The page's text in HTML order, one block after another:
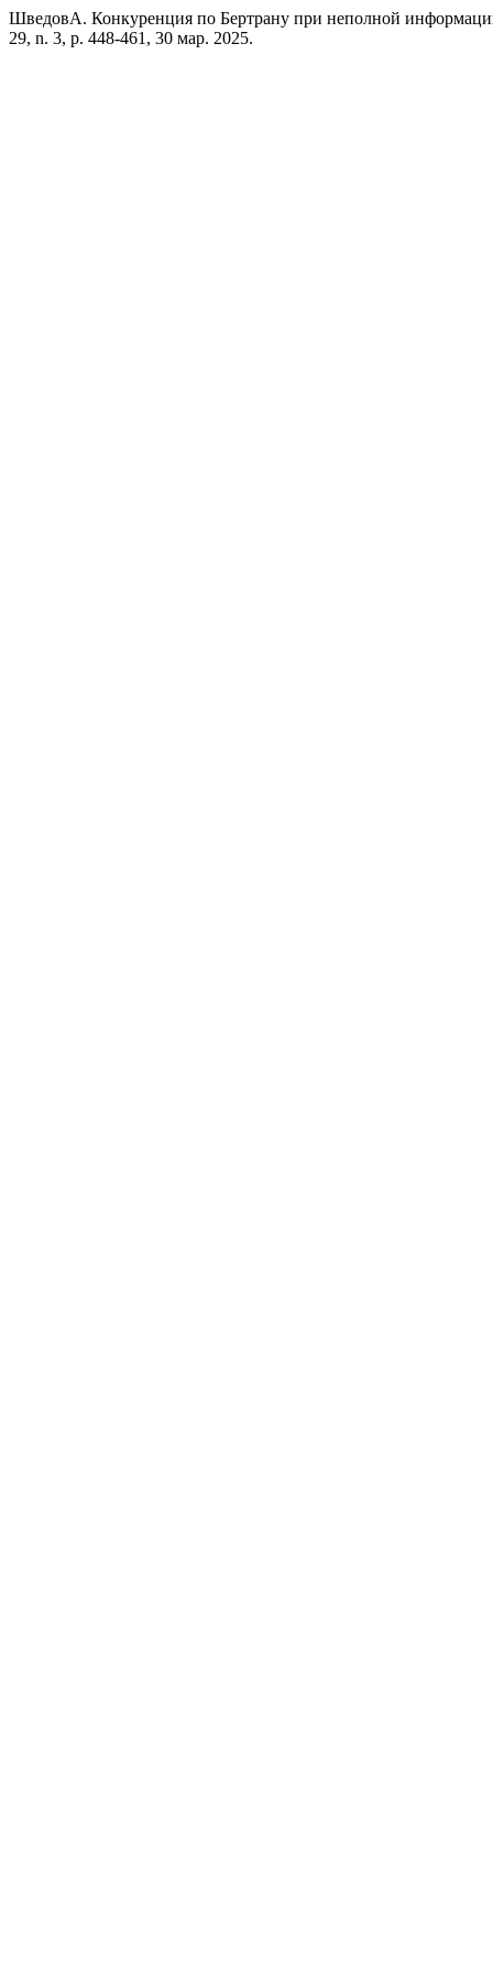
ШведовА. Конкуренция по Бертрану при неполной
29, n. 3, p. 448-461, 30 мар. 2025.